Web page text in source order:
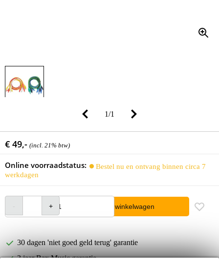
1/1
€ 49,- (incl. 21% btw)
Online voorraadstatus:
Bestel nu en ontvang binnen circa 7
werkdagen
In winkelwagen
30 dagen 'niet goed geld terug' garantie
3 jaar Bax Music garantie